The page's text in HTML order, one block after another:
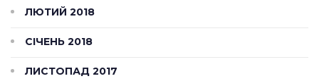
ЛЮТИЙ 2018
СІЧЕНЬ 2018
ЛИСТОПАД 2017